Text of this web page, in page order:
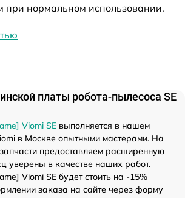
при нормальном использовании.
платы робота-пылесоса SE
Viomi SE выполняется в нашем
в Москве опытными мастерами. На
предоставляем расширенную
уверены в качестве наших работ.
Viomi SE будет стоить на -15%
заказа на сайте через форму